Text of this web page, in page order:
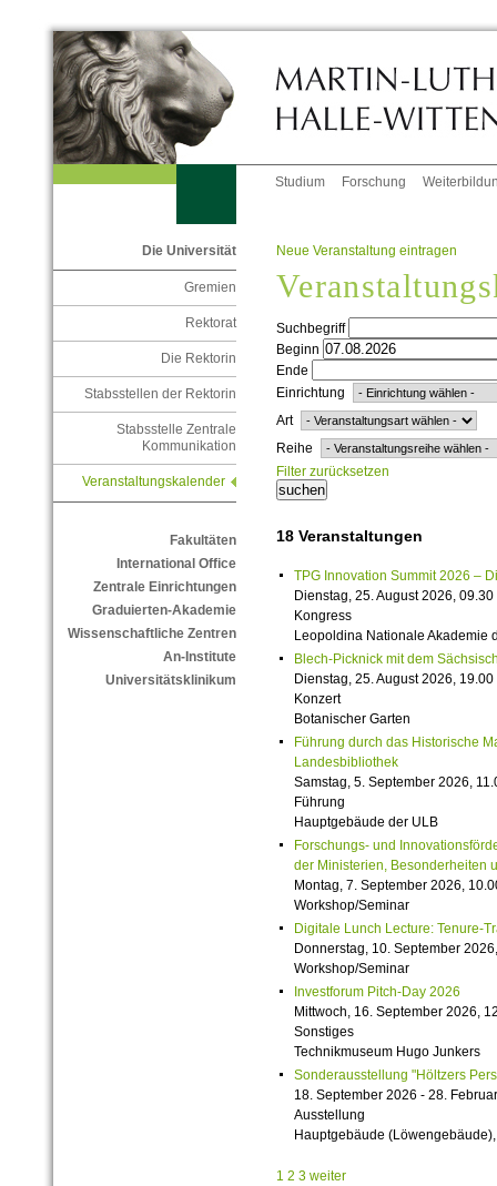
Studium Forschung
Die Universität
Gremien
Rektorat
Die Rektorin
Stabsstellen der Rektorin
Stabsstelle Zentrale
Kommunikation
Veranstaltungskalender
Fakultäten
International Office
Zentrale Einrichtungen
Graduierten-Akademie
Wissenschaftliche Zentren
An-Institute
Universitätsklinikum
Neue Veranstaltung eintragen
Suchbegriff
Beginn
Ende
Einrichtung
Art
Reihe
Filter zurücksetzen
18 Veranstaltungen
TPG Innovation Summit 2026 –
Dienstag, 25. August 2026,
Kongress
Leopoldina Nationale Akademie
Blech-Picknick mit dem
Dienstag, 25. August 2026,
Konzert
Botanischer Garten
Führung durch das Historische
Landesbibliothek
Samstag, 5. September 2026,
Führung
Hauptgebäude der ULB
Forschungs- und
der Ministerien, Besonderheiten
Montag, 7. September 2026,
Workshop/Seminar
Digitale Lunch Lecture: Tenure-
Donnerstag, 10. September
Workshop/Seminar
Investforum Pitch-Day 2026
Mittwoch, 16. September 2026,
Sonstiges
Technikmuseum Hugo Junkers
Sonderausstellung "Höltzers
18. September 2026 - 28.
Ausstellung
Hauptgebäude
1 2 3 weiter